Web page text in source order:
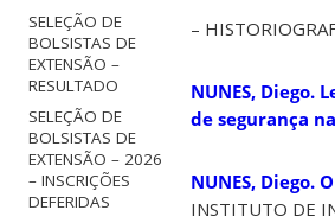
SELEÇÃO DE
BOLSISTAS DE
EXTENSÃO –
RESULTADO
SELEÇÃO DE
BOLSISTAS DE
EXTENSÃO – 2026
– INSCRIÇÕES
DEFERIDAS
–
NUNES,
de segurança
NUNES,
INSTITUTO DE